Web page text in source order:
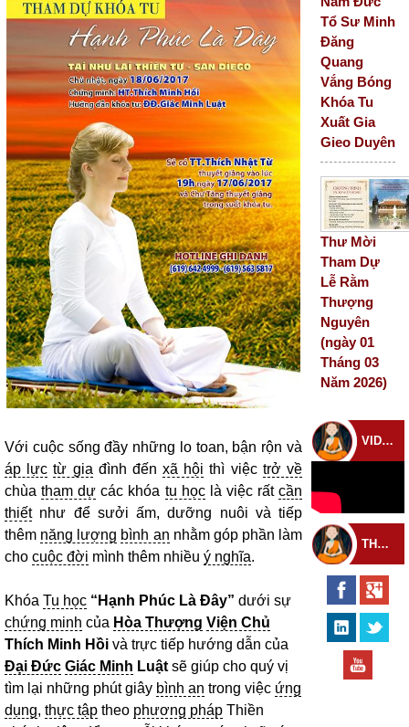
Với cuộc sống đầy những lo toan, bận rộn và
áp lực từ gia đình đếnxã hội thì việc trở về
chùatham dự các khóa tu họclà việc rấtcần
thiếtnhư để sưởi ấm, dưỡng nuôi và tiếp
thêm năng lượng bình an nhằm góp phần làm
cho cuộc đời mình thêm nhiều ý nghĩa.
Khóa Tu học “Hạnh Phúc Là Đây” dưới sự
chứng minh của Hòa Thượng Viện Chủ
Thích Minh Hồi và trực tiếp hướng dẫn của
Đại Đức Giác Minh Luật sẽ giúp cho quý vị
tìm lại những phút giây bình an trong việc ứng
dụng, thực tập theo phương pháp Thiền
Tổ Sư Minh
Đăng
Quang
Vắng Bóng
Khóa Tu
Xuất Gia
Gieo Duyên
Thư Mời
Tham Dự
Lễ Rằm
Thượng
Nguyên
(ngày 01
Tháng 03
Năm 2026)
VIDEO CHÙA
THEO DÕI THIỀN TỰ